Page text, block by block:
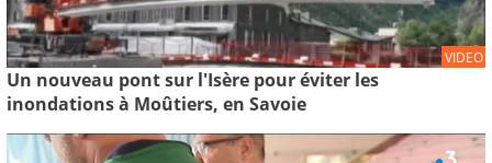
VIDEO
Un nouveau pont sur l'Isère pour éviter les
inondations à Moûtiers, en Savoie